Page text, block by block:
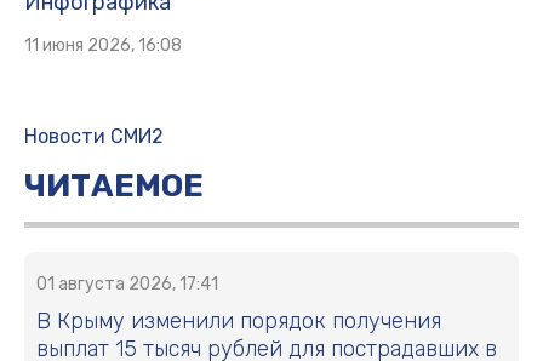
05 августа 2026, 17:09
Залог сохранения репродуктивного здоровья
на долгие годы - Инфографика
рекомендации